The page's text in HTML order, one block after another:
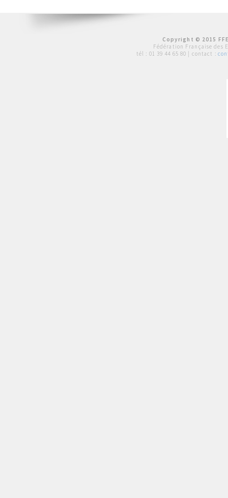
Copyright © 2015
Fédération Française des
tél : 01 39 44 65 80 | contact :